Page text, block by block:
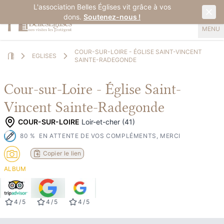
L'association Belles Églises vit grâce à vos
dons. Soutenez-nous !
MENU
EGLISES
COUR-SUR-LOIRE - ÉGLISE SAINT-VINCENT
SAINTE-RADEGONDE
Cour-sur-Loire - Église Saint-
Vincent Sainte-Radegonde
COUR-SUR-LOIRE Loir-et-cher (41)
80 % EN ATTENTE DE VOS COMPLÉMENTS, MERCI
ALBUM
Copier le lien
4 / 5 4 / 5 4 / 5